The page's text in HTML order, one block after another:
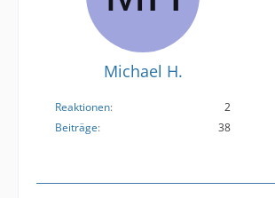
Michael H.
Reaktionen
2
Beiträge
38